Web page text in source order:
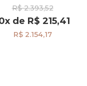
Pendurada br20699
R$ 2.393,52
de R$ 215,41
R$ 2.154,17